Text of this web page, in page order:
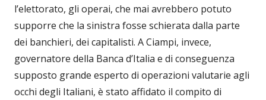
l’elettorato, gli operai, che mai avrebbero potuto
supporre che la sinistra fosse schierata dalla parte
dei banchieri, dei capitalisti. A Ciampi, invece,
governatore della Banca d’Italia e di conseguenza
supposto grande esperto di operazioni valutarie agli
occhi degli Italiani, è stato affidato il compito di